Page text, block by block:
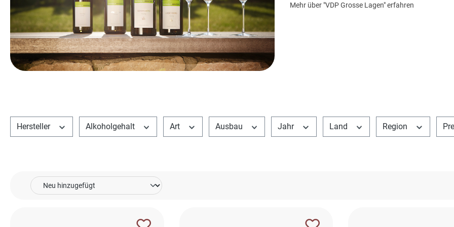
Mehr über "VDP Grosse Lagen" erfahren
Hersteller Alkoholgehalt Art Ausbau Jahr Land Region